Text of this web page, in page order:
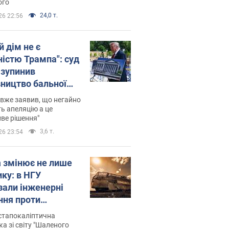
22:56 24,0 т.
дім не є
Трампа": суд
бальної
$400 млн
заявив, що негайно
апеляцію а це
рішення"
23:54 3,6 т.
змінює не лише
в НГУ
інженерні
проти
FPV-дронів.
зі світу "Шаленого